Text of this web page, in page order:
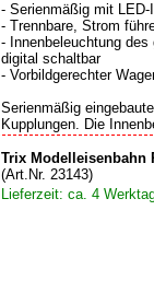
- Serienmäßig mit LED-
- Trennbare, Strom
- Innenbeleuchtung des
digital schaltbar
- Vorbildgerechter
Serienmäßig
Kupplungen. Die
Trix Modelleisenbahn
(Art.Nr. 23143)
Lieferzeit: ca. 4